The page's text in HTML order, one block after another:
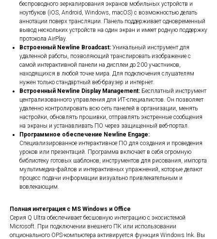
беспроводного зеркалирования экранов мобильных устройств и
ноутбуков (iOS, Android, Windows, macOS) с возможностью делать
аннотации поверх трансляции. Панель поддерживает одновременный
вывод нескольких устройств на один экран и имеет родную поддержку
протокола AirPlay.
Встроенный Newline Broadcast: Уникальный инструмент для
удаленной работы, позволяющий транслировать изображение с
самой интерактивной панели на дисплеи до 200 участников,
находящихся в любой точке мира. Для подключения слушателям
нужен только стандартный веб-браузер и интернет.
Встроенный Newline Display Management: Бесплатный инструмент
централизованного управления для ИТ-специалистов. Он позволяет
удаленно контролировать всю сеть панелей в организации, менять
настройки, обновлять прошивки, отправлять экстренные сообщения
на экраны и устанавливать ПО через защищенный веб-портал.
Программное обеспечение Newline Engage:
Специализированное интерактивное ПО для создания и проведения
уроков или презентаций. Программа включает в себя огромную
библиотеку готовых шаблонов, инструментов для рисования, импорта
мультимедиа-файлов и интерактивных упражнений, которые делают
процесс подачи информации визуально привлекательным и
вовлекающим.
Полная интеграция с MS Windows и Office
Серия Q Ultra обеспечивает бесшовную интеграцию с экосистемой
Microsoft. При подключении внешнего ПК или использовании
опционального OPS-компьютера активируется функция Windows Ink. Вы